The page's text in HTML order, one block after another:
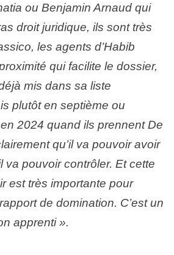
ou Benjamin Arnaud qui
droit juridique, ils sont très
les agents d’Habib
qui facilite le dossier,
mis dans sa liste
plutôt en septième ou
2024 quand ils prennent De
qu’il va pouvoir avoir
va pouvoir contrôler. Et cette
est très importante pour
de domination. C’est un
apprenti ».